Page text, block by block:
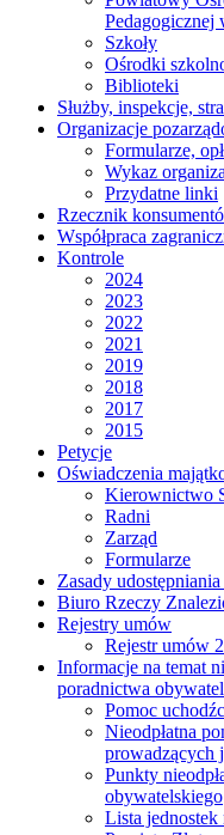
Pedagogicznej
Szkoły
Ośrodki
Biblioteki
Służby, inspekcje,
Organizacje
Formularze,
Wykaz
Przydatne linki
Rzecznik
Współpraca
Kontrole
2024
2023
2022
2021
2019
2018
2017
2015
Petycje
Oświadczenia
Kierownictwo
Radni
Zarząd
Formularze
Zasady
Biuro Rzeczy
Rejestry umów
Rejestr umów
Informacje na temat
poradnictwa
Pomoc
Nieodpłatna
prowadzących
Punkty
obywatelskiego
Lista jednostek